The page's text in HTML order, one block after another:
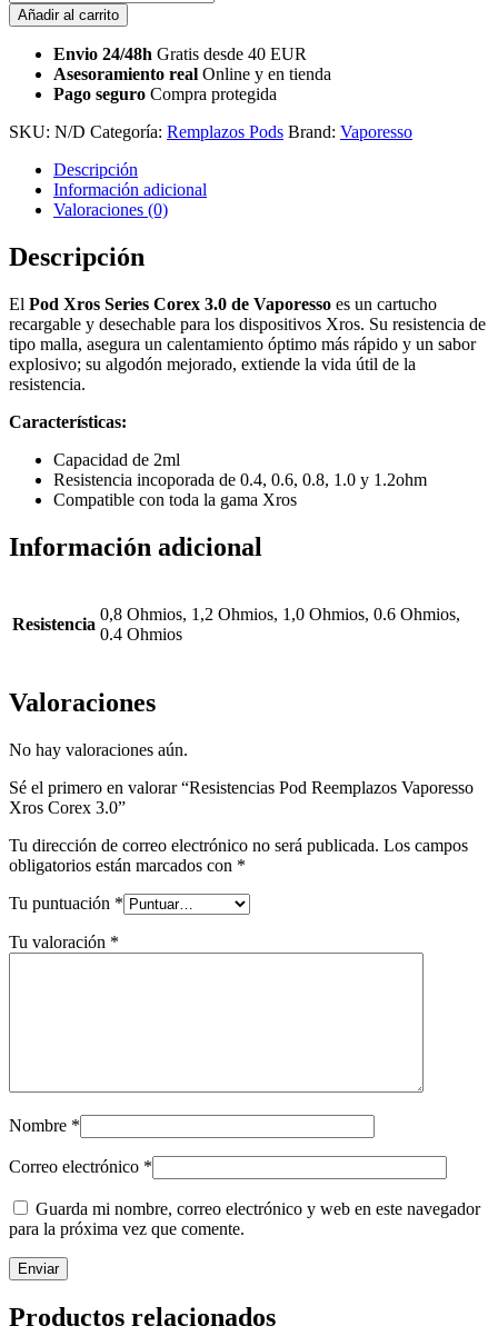
Añadir al carrito
Envio 24/48h Gratis desde 40 EUR
Asesoramiento real Online y en tienda
Pago seguro Compra protegida
SKU: N/D Categoría: Remplazos Pods Brand: Vaporesso
Descripción
Información adicional
Valoraciones (0)
Descripción
El Pod Xros Series Corex 3.0 de Vaporesso es un cartucho
recargable y desechable para los dispositivos Xros. Su resistencia de
tipo malla, asegura un calentamiento óptimo más rápido y un sabor
explosivo; su algodón mejorado, extiende la vida útil de la
resistencia.
Características:
Capacidad de 2ml
Resistencia incoporada de 0.4, 0.6, 0.8, 1.0 y 1.2ohm
Compatible con toda la gama Xros
Información adicional
Resistencia
0,8 Ohmios, 1,2 Ohmios, 1,0 Ohmios, 0.6 Ohmios,
0.4 Ohmios
Valoraciones
No hay valoraciones aún.
Sé el primero en valorar “Resistencias Pod Reemplazos Vaporesso
Xros Corex 3.0”
Tu dirección de correo electrónico no será publicada. Los campos
obligatorios están marcados con *
Tu puntuación *
Tu valoración *
Nombre *
Correo electrónico *
Guarda mi nombre, correo electrónico y web en este navegador
para la próxima vez que comente.
Productos relacionados